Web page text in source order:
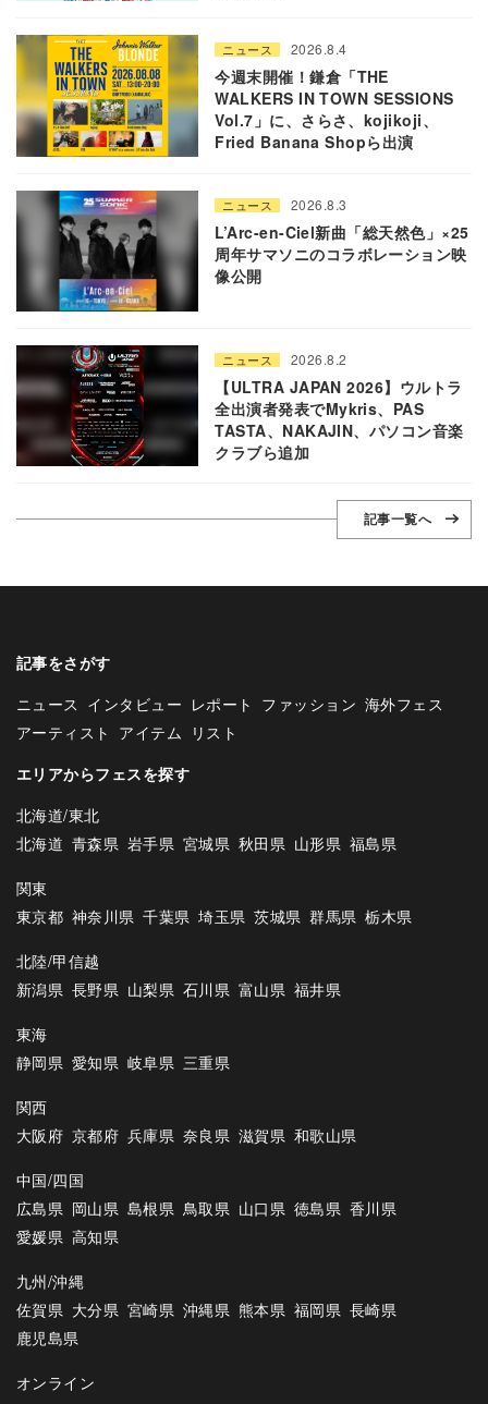
ニュース 2026.8.4
今週末開催！鎌倉「THE
WALKERS IN TOWN SESSIONS
Vol.7」に、さらさ、kojikoji、
Fried Banana Shopら出演
ニュース 2026.8.3
L’Arc-en-Ciel新曲「総天然色」×25
周年サマソニのコラボレーション映
像公開
ニュース 2026.8.2
【ULTRA JAPAN 2026】ウルトラ
全出演者発表でMykris、PAS
TASTA、NAKAJIN、パソコン音楽
クラブら追加
記事一覧へ
記事をさがす
ニュース インタビュー レポート ファッション 海外フェス
アーティスト アイテム
リスト
エリアからフェスを探す
北海道/東北
北海道 青森県 岩手県 宮城県 秋田県 山形県 福島県
関東
東京都 神奈川県 千葉県 埼玉県 茨城県 群馬県 栃木県
北陸/甲信越
新潟県 長野県 山梨県 石川県 富山県 福井県
東海
静岡県 愛知県 岐阜県 三重県
関西
大阪府 京都府 兵庫県 奈良県 滋賀県 和歌山県
中国/四国
広島県 岡山県 島根県 鳥取県 山口県 徳島県 香川県
愛媛県 高知県
九州/沖縄
佐賀県 大分県 宮崎県 沖縄県 熊本県 福岡県 長崎県
鹿児島県
オンライン